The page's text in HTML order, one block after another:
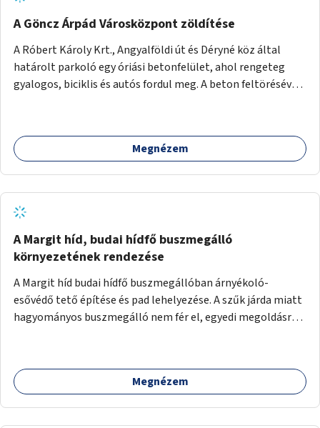
A Göncz Árpád Városközpont zöldítése
A Róbert Károly Krt., Angyalföldi út és Déryné köz által
határolt parkoló egy óriási betonfelület, ahol rengeteg
gyalogos, biciklis és autós fordul meg. A beton feltörésével,
menti járda és a parkoló közé kellene egy zöld sáv,
virágágyásokkal a meglévő fák alá, a lakóépület felőli két
Megnézem
A Margit híd, budai hídfő buszmegálló
környezetének rendezése
A Margit híd budai hídfő buszmegállóban árnyékoló-
esővédő tető építése és pad lehelyezése. A szűk járda miatt
hagyományos buszmegálló nem fér el, egyedi megoldásra
Megnézem